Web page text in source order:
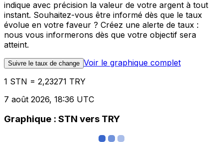
indique avec précision la valeur de votre argent à tout
instant. Souhaitez-vous être informé dès que le taux
évolue en votre faveur ? Créez une alerte de taux :
nous vous informerons dès que votre objectif sera
atteint.
Suivre le taux de change Voir le graphique complet
1 STN = 2,23271 TRY
7 août 2026, 18:36 UTC
Graphique : STN vers TRY